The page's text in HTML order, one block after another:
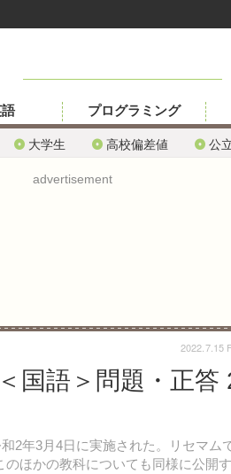
大学生 高校偏差値 公
プログラミング
advertisement
国語＞問題・正答
2年3月4日に実施された。リセマム
ほかの教科についても同様に公開す
2022.7.15